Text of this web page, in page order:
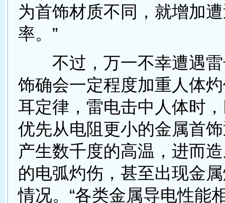
为首饰材质不同，就增加
率。”
不过，万一不幸遭遇雷
饰确会一定程度加重人体
耳定律，雷电击中人体时
优先从电阻更小的金属首
产生数千度的高温，进而
的电弧灼伤，甚至出现金
情况。“各类金属导电性能